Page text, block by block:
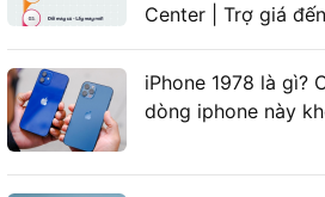
Center | Trợ giá
iPhone 1978 là gì?
dòng iphone này